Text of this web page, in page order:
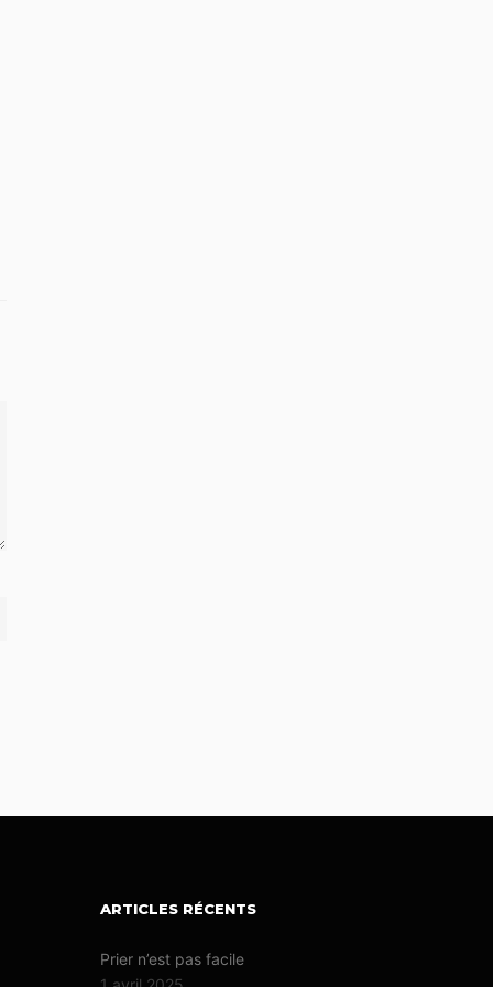
ARTICLES RÉCENTS
Prier n’est pas facile